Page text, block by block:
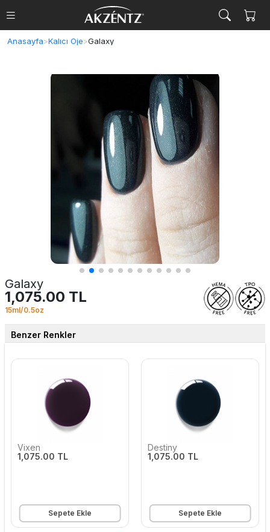
Anasayfa>Kalıcı Oje>Galaxy
Galaxy
1,075.00 TL
15ml/0.5oz
Benzer Renkler
Vixen
1,075.00 TL
Sepete Ekle
Destiny
1,075.00 TL
Sepete Ekle